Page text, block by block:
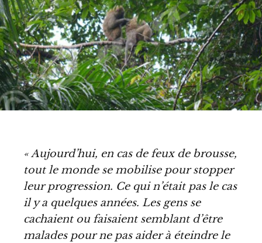
« Aujourd’hui, en cas de feux de brousse,
tout le monde se mobilise pour stopper
leur progression. Ce qui n’était pas le cas
il y a quelques années. Les gens se
cachaient ou faisaient semblant d’être
malades pour ne pas aider à éteindre le